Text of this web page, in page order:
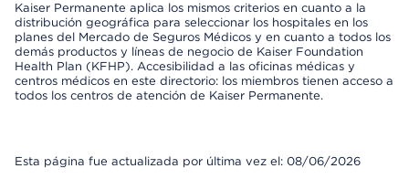
Kaiser Permanente aplica los mismos criterios en cuanto a la
distribución geográfica para seleccionar los hospitales en los
planes del Mercado de Seguros Médicos y en cuanto a todos los
demás productos y líneas de negocio de Kaiser Foundation
Health Plan (KFHP). Accesibilidad a las oficinas médicas y
centros médicos en este directorio: los miembros tienen acceso a
todos los centros de atención de Kaiser Permanente.
Esta página fue actualizada por última vez el: 08/06/2026